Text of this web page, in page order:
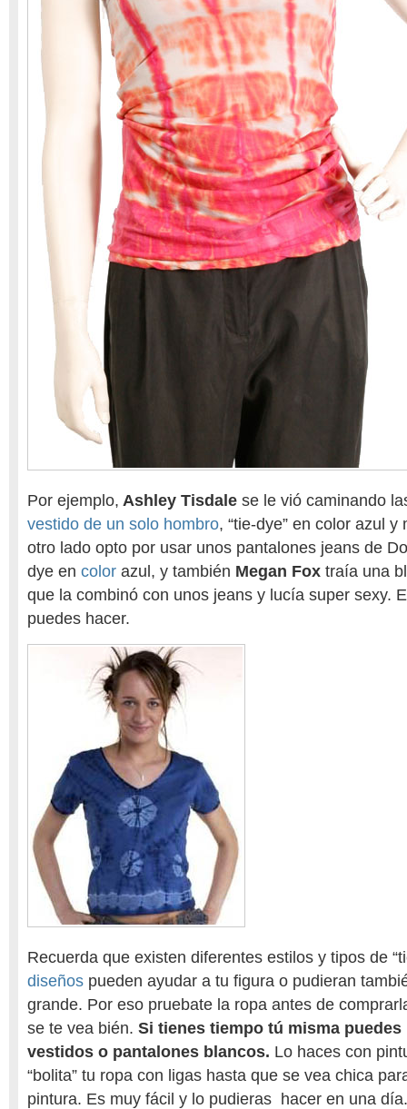
Por ejemplo, Ashley Tisdale se le vió caminando
vestido de un solo hombro, “tie-dye” en color azul
otro lado opto por usar unos pantalones jeans de
dye en color azul, y también Megan Fox traía una
que la combinó con unos jeans y lucía super sexy.
puedes hacer.
Recuerda que existen diferentes estilos y tipos de
diseños pueden ayudar a tu figura o pudieran
grande. Por eso pruebate la ropa antes de
se te vea bién. Si tienes tiempo tú misma puedes
vestidos o pantalones blancos. Lo haces con
“bolita” tu ropa con ligas hasta que se vea chica
pintura. Es muy fácil y lo pudieras hacer en una